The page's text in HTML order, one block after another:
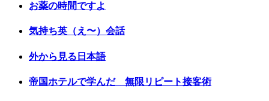
お薬の時間ですよ
気持ち英（え〜）会話
外から見る日本語
帝国ホテルで学んだ 無限リピート接客術